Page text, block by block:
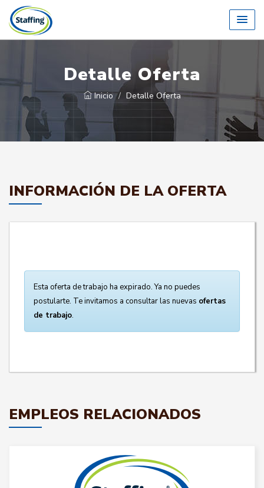
Detalle Oferta
Inicio Detalle Oferta
INFORMACIÓN DE LA OFERTA
Esta oferta de trabajo ha expirado. Ya no puedes
postularte. Te invitamos a consultar las nuevas ofertas
de trabajo.
EMPLEOS RELACIONADOS